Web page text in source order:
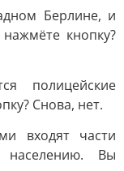
Берлине, и
кнопку?
полицейские
Снова, нет.
входят части
Вы